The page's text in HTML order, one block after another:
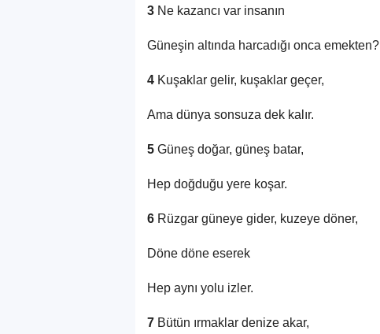
3 Ne kazancı var insanın
Güneşin altında harcadığı onca emekten?
4 Kuşaklar gelir, kuşaklar geçer,
Ama dünya sonsuza dek kalır.
5 Güneş doğar, güneş batar,
Hep doğduğu yere koşar.
6 Rüzgar güneye gider, kuzeye döner,
Döne döne eserek
Hep aynı yolu izler.
7 Bütün ırmaklar denize akar,